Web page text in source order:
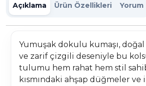
Açıklama Ürün Özellikleri Yorum
Yumuşak dokulu kumaşı,
ve zarif çizgili deseniyle bu
tulumu hem rahat hem stil
kısmındaki ahşap düğmeler ve